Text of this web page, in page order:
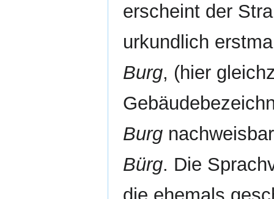
erscheint der
urkundlich
Burg, (hier
Burg
Bürg. Die